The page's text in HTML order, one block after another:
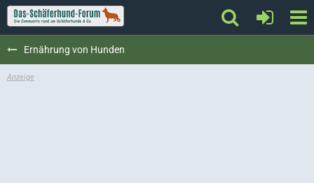
Ernährung von Hunden